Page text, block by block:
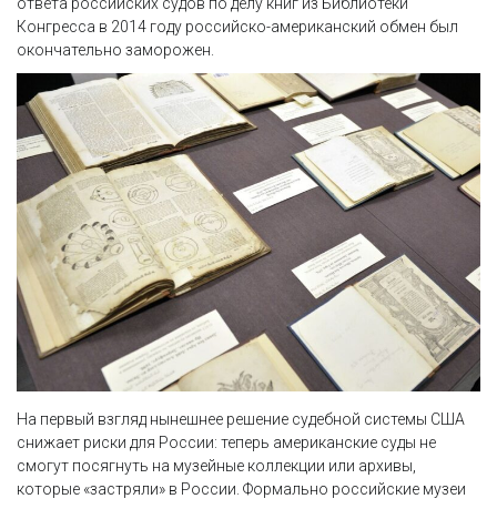
Конгресса в 2014 году российско-американский обмен был
окончательно заморожен.
На первый взгляд нынешнее решение судебной системы США
снижает риски для России: теперь американские суды не
смогут посягнуть на музейные коллекции или архивы,
которые «застряли» в России. Формально российские музеи